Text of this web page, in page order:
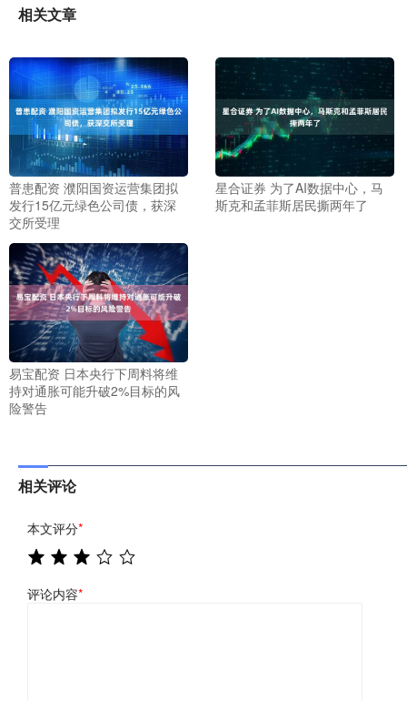
相关文章
普患配资 濮阳国资运营集团拟
发行15亿元绿色公司债，获深
交所受理
星合证券 为了AI数据中心，马
斯克和孟菲斯居民撕两年了
易宝配资 日本央行下周料将维
持对通胀可能升破2%目标的风
险警告
相关评论
本文评分*
评论内容*